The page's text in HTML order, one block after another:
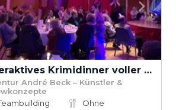
Interaktives Krimidinner voller Spannung & Humor
André Beck – Künstler &
Ohne